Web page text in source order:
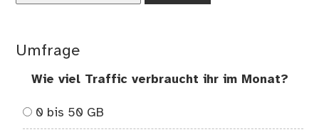
Umfrage
Wie viel Traffic verbraucht ihr im Monat?
0 bis 50 GB